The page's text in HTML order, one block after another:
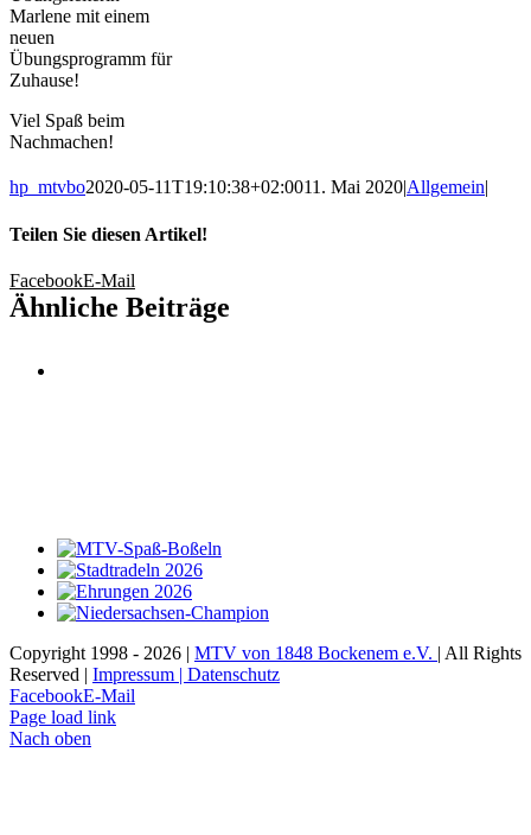
Marlene mit einem
neuen
Übungsprogramm für
Zuhause!
Viel Spaß beim
Nachmachen!
hp_mtvbo2020-05-11T19:10:38+02:0011. Mai 2020|Allgemein|
Teilen Sie diesen Artikel!
FacebookE-Mail
Ähnliche Beiträge
Copyright 1998 - 2026 | MTV von 1848 Bockenem e.V. | All Rights
Reserved | Impressum | Datenschutz
FacebookE-Mail
Page load link
Nach oben